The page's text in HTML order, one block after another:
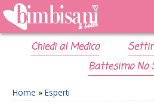
Chiedi al Medico
Battesimo No
Home » Esperti